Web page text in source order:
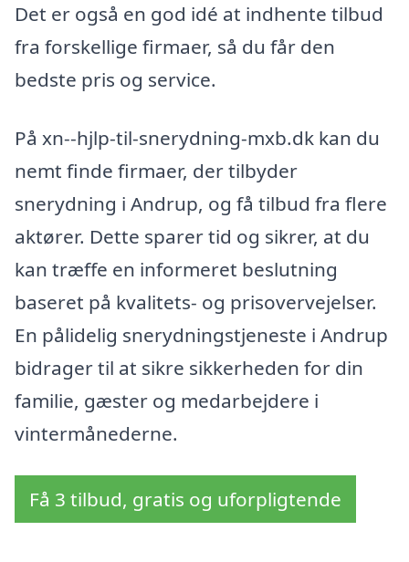
Det er også en god idé at indhente tilbud
fra forskellige firmaer, så du får den
bedste pris og service.
På xn--hjlp-til-snerydning-mxb.dk kan du
nemt finde firmaer, der tilbyder
snerydning i Andrup, og få tilbud fra flere
aktører. Dette sparer tid og sikrer, at du
kan træffe en informeret beslutning
baseret på kvalitets- og prisovervejelser.
En pålidelig snerydningstjeneste i Andrup
bidrager til at sikre sikkerheden for din
familie, gæster og medarbejdere i
vintermånederne.
Få 3 tilbud, gratis og uforpligtende